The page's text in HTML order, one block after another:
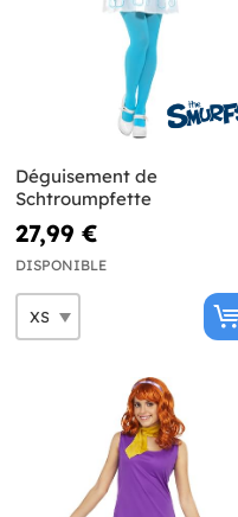
Déguisement de
Schtroumpfette
27,99 €
DISPONIBLE